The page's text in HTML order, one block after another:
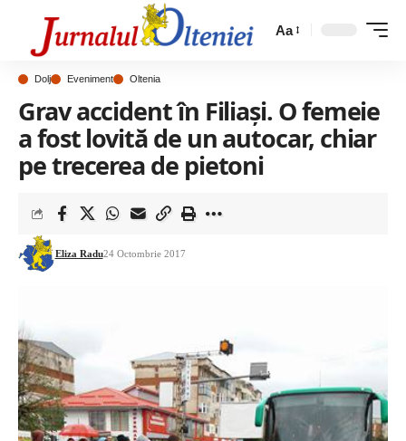
Aa
Dolj Eveniment Oltenia
Grav accident în Filiaşi. O femeie
a fost lovită de un autocar, chiar
pe trecerea de pietoni
Eliza Radu24 Octombrie 2017